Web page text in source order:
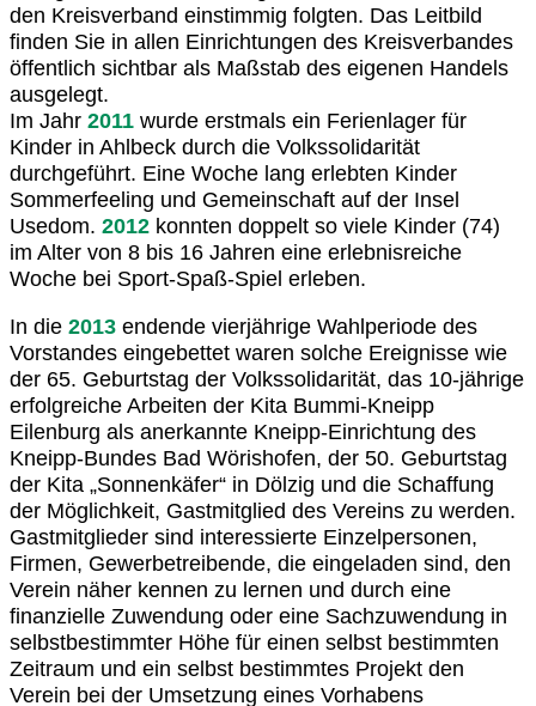
den Kreisverband einstimmig folgten. Das Leitbild
finden Sie in allen Einrichtungen des Kreisverbandes
öffentlich sichtbar als Maßstab des eigenen Handels
ausgelegt.
Im Jahr 2011 wurde erstmals ein Ferienlager für
Kinder in Ahlbeck durch die Volkssolidarität
durchgeführt. Eine Woche lang erlebten Kinder
Sommerfeeling und Gemeinschaft auf der Insel
Usedom. 2012 konnten doppelt so viele Kinder (74)
im Alter von 8 bis 16 Jahren eine erlebnisreiche
Woche bei Sport-Spaß-Spiel erleben.
In die 2013 endende vierjährige Wahlperiode des
Vorstandes eingebettet waren solche Ereignisse wie
der 65. Geburtstag der Volkssolidarität, das 10-jährige
erfolgreiche Arbeiten der Kita Bummi-Kneipp
Eilenburg als anerkannte Kneipp-Einrichtung des
Kneipp-Bundes Bad Wörishofen, der 50. Geburtstag
der Kita „Sonnenkäfer“ in Dölzig und die Schaffung
der Möglichkeit, Gastmitglied des Vereins zu werden.
Gastmitglieder sind interessierte Einzelpersonen,
Firmen, Gewerbetreibende, die eingeladen sind, den
Verein näher kennen zu lernen und durch eine
finanzielle Zuwendung oder eine Sachzuwendung in
selbstbestimmter Höhe für einen selbst bestimmten
Zeitraum und ein selbst bestimmtes Projekt den
Verein bei der Umsetzung eines Vorhabens